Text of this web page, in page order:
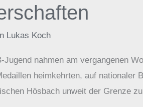
Lukas Koch
nahmen am vergangenen
heimkehrten, auf nationaler
Hösbach unweit der Grenze